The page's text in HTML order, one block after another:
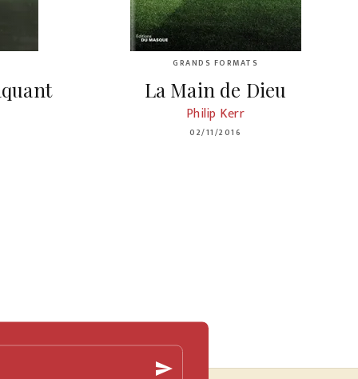
GRANDS FORMATS
La Main de Dieu
Philip Kerr
02/11/2016
send